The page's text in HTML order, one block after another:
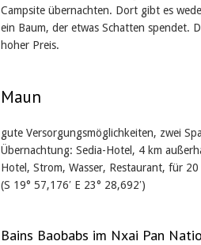
Campsite übernachten. Dort gibt es
ein Baum, der etwas Schatten spendet.
hoher Preis.
Maun
gute Versorgungsmöglichkeiten, zwei
Übernachtung: Sedia-Hotel, 4 km
Hotel, Strom, Wasser, Restaurant, für
(S 19° 57,176′ E 23° 28,692′)
Bains Baobabs im Nxai Pan